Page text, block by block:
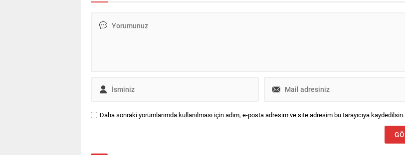
Daha sonraki yorumlarımda kullanılması için adım, e-posta adresim ve site adresim bu tarayıcıya kaydedilsin.